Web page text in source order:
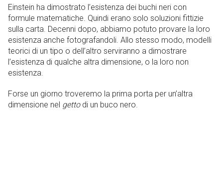
Einstein ha dimostrato l’esistenza dei buchi neri con
formule matematiche. Quindi erano solo soluzioni fittizie
sulla carta. Decenni dopo, abbiamo potuto provare la loro
esistenza anche fotografandoli. Allo stesso modo, modelli
teorici di un tipo o dell’altro serviranno a dimostrare
l’esistenza di qualche altra dimensione, o la loro non
esistenza.
Forse un giorno troveremo la prima porta per un’altra
dimensione nel gettodi un buco nero.